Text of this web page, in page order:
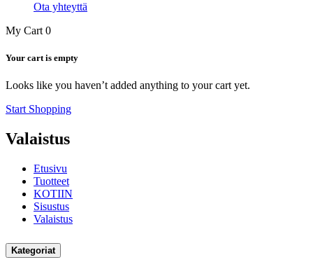
Ota yhteyttä
My Cart 0
Your cart is empty
Looks like you haven’t added anything to your cart yet.
Start Shopping
Valaistus
Etusivu
Tuotteet
KOTIIN
Sisustus
Valaistus
Kategoriat